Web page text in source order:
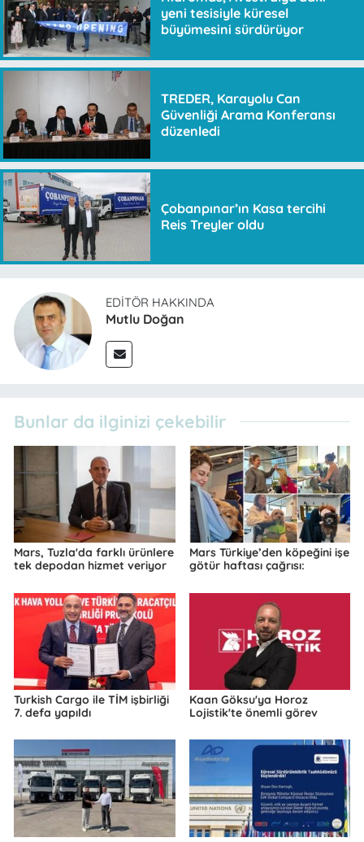
yeni tesisiyle küresel
büyümesini sürdürüyor
TREDER, Karayolu Can
Güvenliği Arama Konferansı
düzenledi
Çobanpınar’ın Kasa tercihi
Reis Treyler oldu
EDITÖR HAKKINDA
Mutlu Doğan
Bunlar da ilginizi çekebilir
Mars, Tuzla'da farklı ürünlere
tek depodan hizmet veriyor
Mars Türkiye’den köpeğini işe
götür haftası çağrısı:
Turkish Cargo ile TİM işbirliği
7. defa yapıldı
Kaan Göksu'ya Horoz
Lojistik'te önemli görev